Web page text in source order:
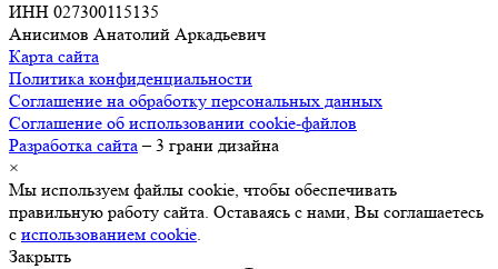
ИНН 027300115135
Анисимов Анатолий Аркадьевич
Карта сайта
Политика конфиденциальности
Соглашение на обработку персональных данных
Соглашение об использовании cookie-файлов
Разработка сайта– 3 грани дизайна
×
Мы используем файлы cookie, чтобы обеспечивать
правильную работу сайта. Оставаясь с нами, Вы соглашаетесь
с использованием cookie.
Закрыть